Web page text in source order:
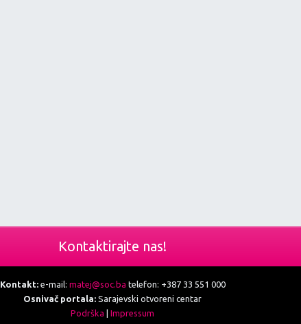
Kontaktirajte nas!
Kontakt:e-mail: matej@soc.ba telefon: +387 33 551 000
Osnivač portala: Sarajevski otvoreni centar
Podrška
Impressum